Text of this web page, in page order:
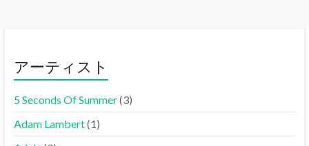
アーティスト
5 Seconds Of Summer(3)
Adam Lambert(1)